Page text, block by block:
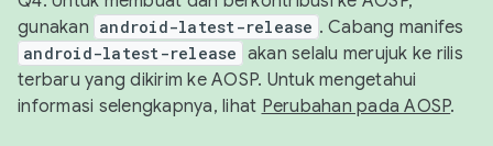
gunakan android-latest-release . Cabang manifes
android-latest-release akan selalu merujuk ke rilis
terbaru yang dikirim ke AOSP. Untuk mengetahui
informasi selengkapnya, lihat Perubahan pada AOSP.